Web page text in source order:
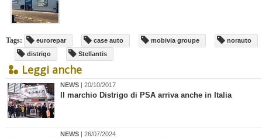
Tags: eurorepar case auto mobivia groupe
norauto
distrigo
Stellantis
Leggi anche
NEWS | 20/10/2017
Il marchio Distrigo di PSA arriva anche in Italia
NEWS | 26/07/2024